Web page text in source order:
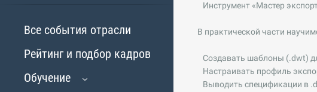
Все события отрасли
Рейтинг и подбор кадров
Обучение
Инструмент «Мастер
В практической части
Создавать шаблоны (.dwt)
Настраивать профиль
Выводить спецификации в